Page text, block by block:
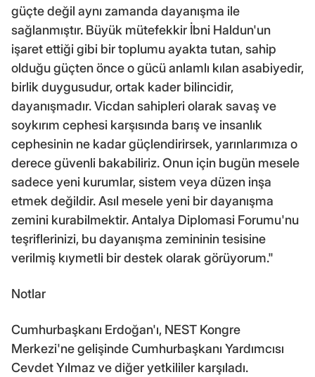
güçte değil aynı zamanda dayanışma ile
sağlanmıştır. Büyük mütefekkir İbni Haldun'un
işaret ettiği gibi bir toplumu ayakta tutan, sahip
olduğu güçten önce o gücü anlamlı kılan asabiyedir,
birlik duygusudur, ortak kader bilincidir,
dayanışmadır. Vicdan sahipleri olarak savaş ve
soykırım cephesi karşısında barış ve insanlık
cephesinin ne kadar güçlendirirsek, yarınlarımıza o
derece güvenli bakabiliriz. Onun için bugün mesele
sadece yeni kurumlar, sistem veya düzen inşa
etmek değildir. Asıl mesele yeni bir dayanışma
zemini kurabilmektir. Antalya Diplomasi Forumu'nu
teşriflerinizi, bu dayanışma zemininin tesisine
verilmiş kıymetli bir destek olarak görüyorum."
Notlar
Cumhurbaşkanı Erdoğan'ı, NEST Kongre
Merkezi'ne gelişinde Cumhurbaşkanı Yardımcısı
Cevdet Yılmaz ve diğer yetkililer karşıladı.